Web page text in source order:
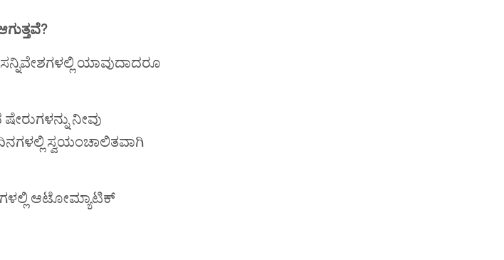
ಯಾವುದಾದರೂ
ನೀವು
ಸ್ವಯಂಚಾಲಿತವಾಗಿ
ಆಟೋಮ್ಯಾಟಿಕ್